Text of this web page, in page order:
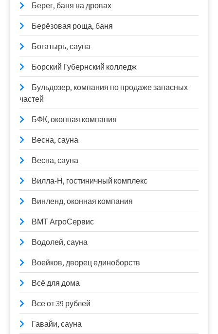
Берег, баня на дровах
Берёзовая роща, баня
Богатырь, сауна
Борский Губернский колледж
Бульдозер, компания по продаже запасных
частей
БФК, оконная компания
Весна, сауна
Весна, сауна
Вилла-Н, гостиничный комплекс
Винленд, оконная компания
ВМТ АгроСервис
Водолей, сауна
Воейков, дворец единоборств
Всё для дома
Все от 39 рублей
Гавайи, сауна